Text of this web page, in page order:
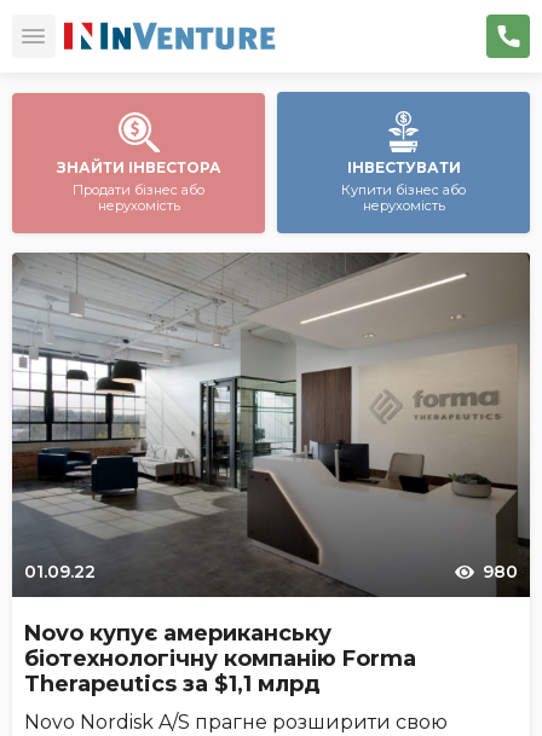
ЗНАЙТИ ІНВЕСТОРА
Продати бізнес або
нерухомість
ІНВЕСТУВАТИ
Купити бізнес або
нерухомість
01.09.22 980
Novo купує американську
біотехнологічну компанію Forma
Therapeutics за $1,1 млрд
Novo Nordisk A/S прагне розширити свою